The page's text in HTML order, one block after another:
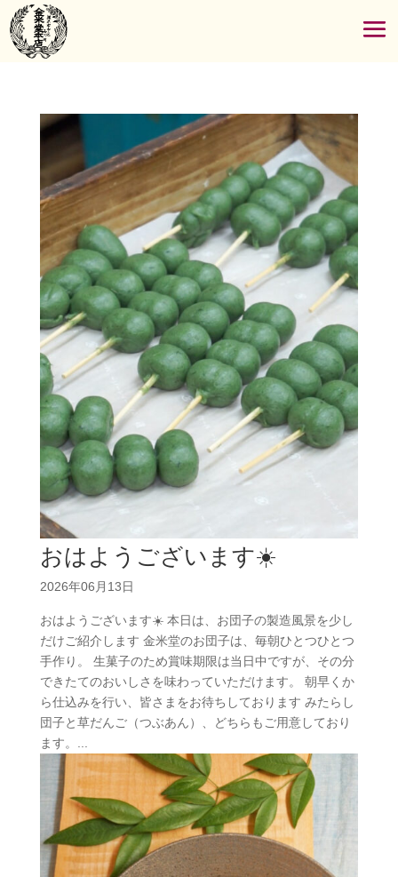
おはようございます☀️
2026年06月13日
おはようございます☀️ 本日は、お団子の製造風景を少し
だけご紹介します 金米堂のお団子は、毎朝ひとつひとつ
手作り。 生菓子のため賞味期限は当日中ですが、その分
できたてのおいしさを味わっていただけます。 朝早くか
ら仕込みを行い、皆さまをお待ちしております みたらし
団子と草だんご（つぶあん）、どちらもご用意しており
ます。...